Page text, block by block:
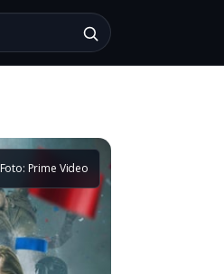
Foto: Prime Video